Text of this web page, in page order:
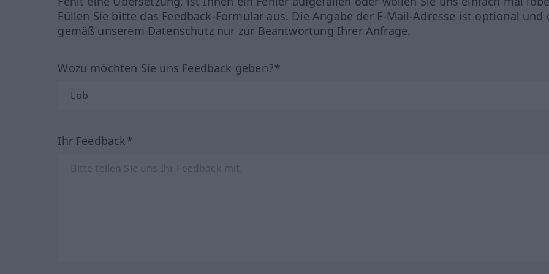
Füllen Sie bitte das Feedback-Formular aus. Die Angabe der E-Mail-Adresse ist optional und
gemäß unserem Datenschutz nur zur Beantwortung Ihrer Anfrage.
Wozu möchten Sie uns Feedback geben?*
Ihr Feedback*